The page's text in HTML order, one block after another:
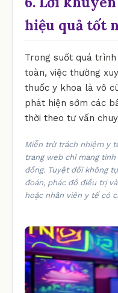
hiệu quả tốt
Trong suốt quá
toàn, việc thường
thuốc y khoa là vô
phát hiện sớm các
thời theo tư vấn
Miễn trừ trách nhiệm y
trang web chỉ mang
đồng. Tuyệt đối không
đoán, phác đồ điều trị
hoặc nhân viên y tế có